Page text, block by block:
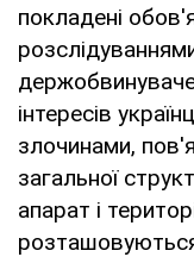
покладені
інтересів
злочинами,
загальної
апарат і